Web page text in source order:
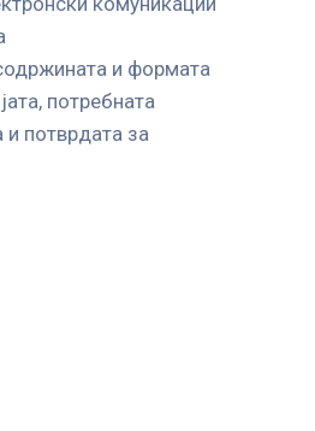
и формата
потребната
и потврдата за